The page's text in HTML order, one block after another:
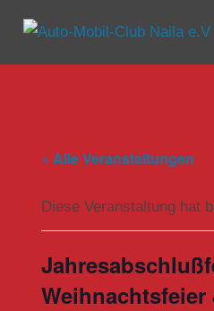
Inhalt
springen
Naila
e.V
« Alle Veranstaltungen
Diese Veranstaltung hat
Weihnachtsfeier